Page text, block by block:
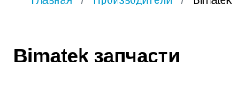
Bimatek запчасти